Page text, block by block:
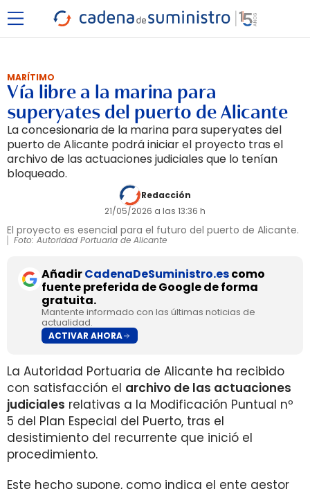
MARÍTIMO
Vía libre a la marina para
superyates del puerto de Alicante
La concesionaria de la marina para superyates del
puerto de Alicante podrá iniciar el proyecto tras el
archivo de las actuaciones judiciales que lo tenían
bloqueado.
Redacción
21/05/2026 a las 13:36 h
El proyecto es esencial para el futuro del puerto de Alicante.
Foto: Autoridad Portuaria de Alicante
AñadirCadenaDeSuministro.escomo
fuente preferida de Google de forma
gratuita.
Mantente informado con las últimas noticias de
actualidad.
ACTIVAR AHORA
La Autoridad Portuaria de Alicante ha recibido
con satisfacción el archivo de las actuaciones
judiciales relativas a la Modificación Puntual nº
5 del Plan Especial del Puerto, tras el
desistimiento del recurrente que inició el
procedimiento.
Este hecho supone, como indica el ente gestor